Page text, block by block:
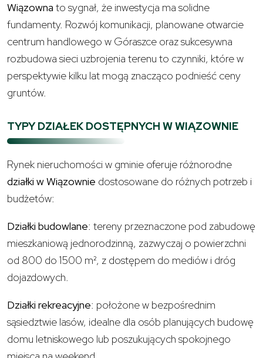
Wiązowna to sygnał, że inwestycja ma solidne
fundamenty. Rozwój komunikacji, planowane otwarcie
centrum handlowego w Góraszce oraz sukcesywna
rozbudowa sieci uzbrojenia terenu to czynniki, które w
perspektywie kilku lat mogą znacząco podnieść ceny
gruntów.
TYPY DZIAŁEK DOSTĘPNYCH W WIĄZOWNIE
Rynek nieruchomości w gminie oferuje różnorodne
działki w Wiązownie dostosowane do różnych potrzeb i
budżetów:
Działki budowlane: tereny przeznaczone pod zabudowę
mieszkaniową jednorodzinną, zazwyczaj o powierzchni
od 800 do 1500 m², z dostępem do mediów i dróg
dojazdowych.
Działki rekreacyjne: położone w bezpośrednim
sąsiedztwie lasów, idealne dla osób planujących budowę
domu letniskowego lub poszukujących spokojnego